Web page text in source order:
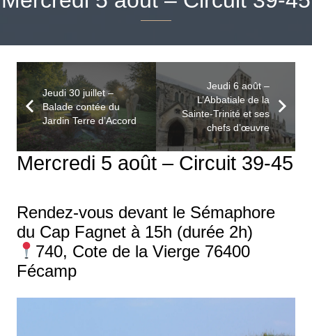
Jeudi 30 juillet –
Balade contée du
Jardin Terre d’Accord
Jeudi 6 août –
L’Abbatiale de la
Sainte-Trinité et ses
chefs d’œuvre
Mercredi 5 août – Circuit 39-45
Rendez-vous devant le Sémaphore
du Cap Fagnet à 15h (durée 2h)
740, Cote de la Vierge 76400
Fécamp